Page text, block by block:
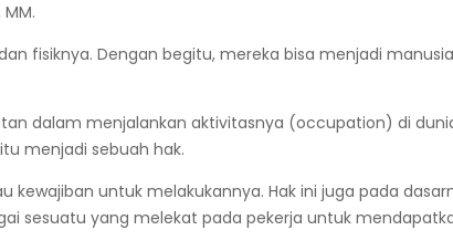
fisiknya. Dengan begitu, mereka bisa menjadi
dalam menjalankan aktivitasnya (occupation) di
menjadi sebuah hak.
untuk melakukannya. Hak ini juga pada
sesuatu yang melekat pada pekerja untuk